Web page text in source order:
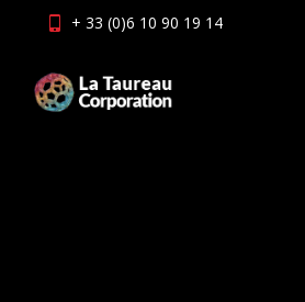
+ 33 (0)6 10 90 19 14